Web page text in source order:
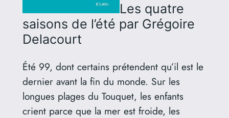
Les quatre
saisons de l’été par Grégoire
Delacourt
Été 99, dont certains prétendent qu’il est le
dernier avant la fin du monde. Sur les
longues plages du Touquet, les enfants
crient parce que la mer est froide, les